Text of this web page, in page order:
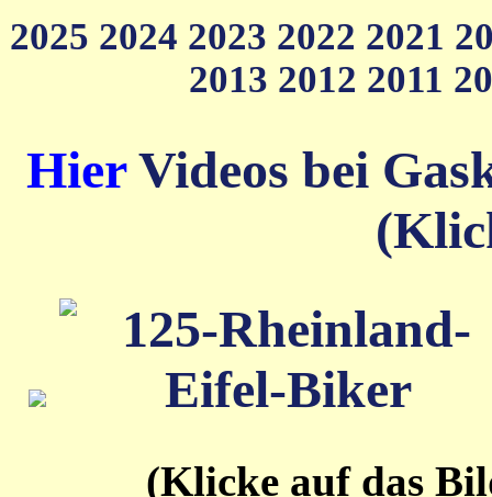
2025 2024 2023 2022 2021
2013 2012 2011
HierVideos bei
(Klicke auf das